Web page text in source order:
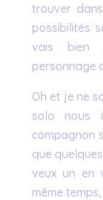
trouver
possibilités
vais bien
personnage
Oh et je ne
solo nous
compagnon
que
veux un en
même